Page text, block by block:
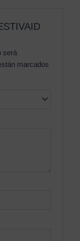
será
marcados